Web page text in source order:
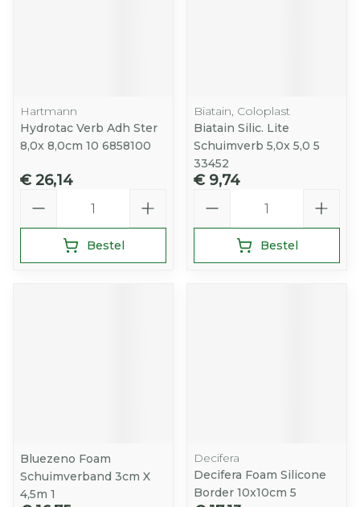
Hartmann
Hydrotac Verb Adh Ster
8,0x 8,0cm 10 6858100
€ 26,14
Bestel
Biatain, Coloplast
Biatain Silic. Lite
Schuimverb 5,0x 5,0 5
33452
€ 9,74
Bestel
Bluezeno Foam
Schuimverband 3cm X
4,5m 1
Decifera
Decifera Foam Silicone
Border 10x10cm 5